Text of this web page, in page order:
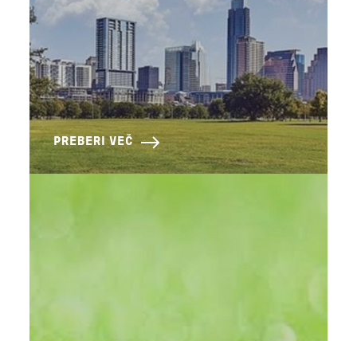
PREBERI VEČ